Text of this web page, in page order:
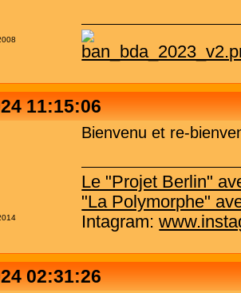
11:15:06
Bienvenu et re-
Le "Projet Berlin"
"La Polymorphe"
Intagram:
02:31:26